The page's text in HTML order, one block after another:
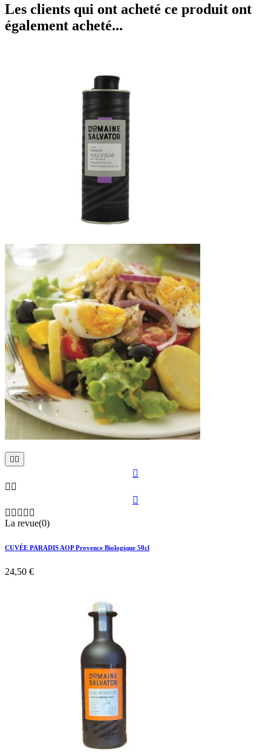
Les clients qui ont acheté ce produit ont
également acheté...
 

 

    
La revue(0)
CUVÉE PARADIS AOP Provence Biologique 50cl
24,50 €